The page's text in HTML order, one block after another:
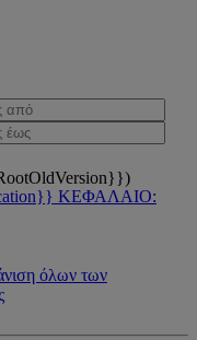
ΚΕΦΑΛΑΙΟ:
όλων των